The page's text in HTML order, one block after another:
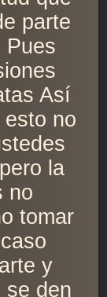
parte
Pues
Así
no
la
no
tomar
y
se den